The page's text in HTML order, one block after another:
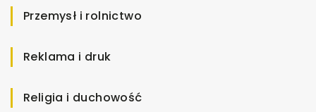
Przemysł i rolnictwo
Reklama i druk
Religia i duchowość